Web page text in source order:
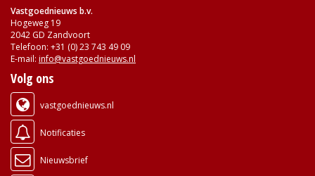
Vastgoednieuws b.v.
Hogeweg 19
2042 GD Zandvoort
Telefoon: +31 (0) 23 743 49 09
E-mail: info@vastgoednieuws.nl
Volg ons
vastgoednieuws.nl
Notificaties
Nieuwsbrief